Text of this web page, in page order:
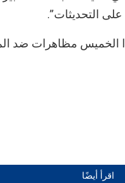
على التحديثات”.
الخميس مظاهرات ضد
اقرأ أيضًا